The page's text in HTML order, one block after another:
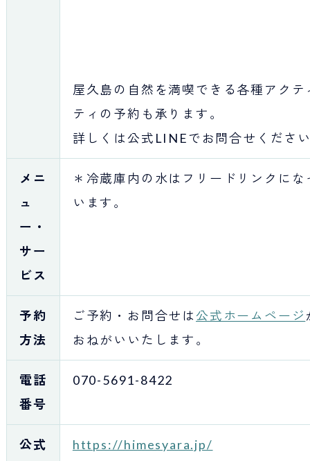
屋久島の自然を満喫できる各種アクテ
ティの予約も承ります。
詳しくは公式LINEでお問合せくださ
メニ
ュ
ー・
サー
ビス
＊冷蔵庫内の水はフリードリンクにな
います。
予約
方法
ご予約・お問合せは公式ホームページ
おねがいいたします。
電話
番号
070-5691-8422
公式
https://himesyara.jp/